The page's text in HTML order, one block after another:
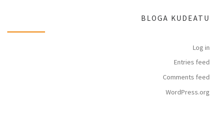
BLOGA KUDEATU
Log in
Entries feed
Comments feed
WordPress.org